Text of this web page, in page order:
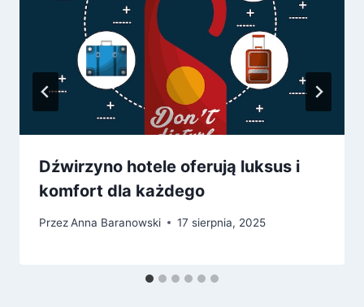
Dźwirzyno hotele oferują luksus i
komfort dla każdego
PrzezAnna Baranowski 17 sierpnia, 2025